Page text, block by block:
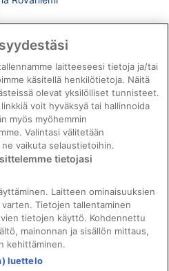
laitteeseesi tietoja ja/tai
käsitellä henkilötietoja. Näitä
olevat yksilölliset tunnisteet.
voit hyväksyä tai hallinnoida
myös myöhemmin
Valintasi välitetään
vaikuta selaustietoihin.
tietojasi
Laitteen ominaisuuksien
Tietojen tallentaminen
tietojen käyttö. Kohdennettu
mainonnan ja sisällön mittaus,
kehittäminen.
luettelo